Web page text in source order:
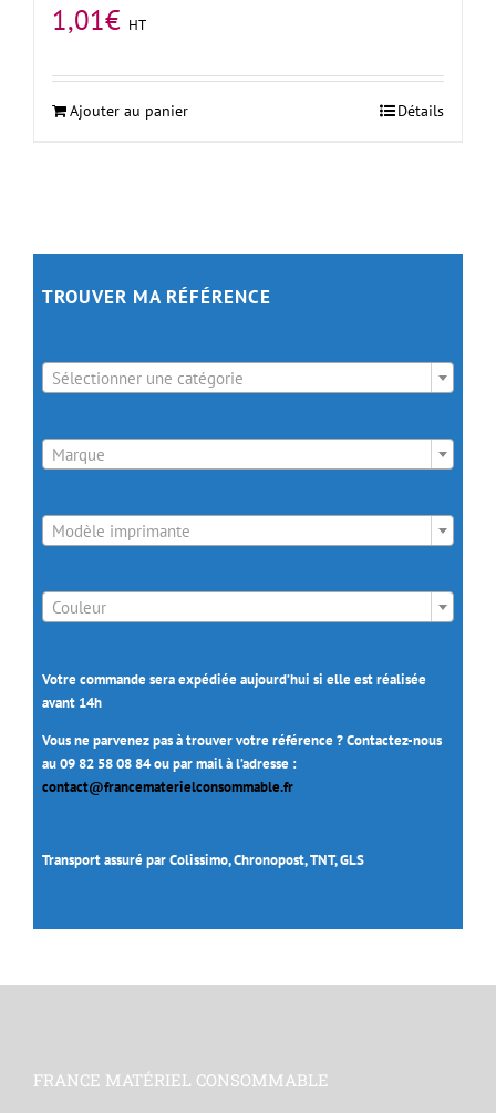
1,01€ HT
Ajouter au panier Détails
TROUVER MA RÉFÉRENCE
Sélectionner une catégorie
Marque
Modèle imprimante
Couleur
Votre commande sera expédiée aujourd’hui si elle est réalisée
avant 14h
Vous ne parvenez pas à trouver votre référence ? Contactez-nous
au 09 82 58 08 84 ou par mail à l’adresse :
contact@francematerielconsommable.fr
Transport assuré par Colissimo, Chronopost, TNT, GLS
FRANCE MATÉRIEL CONSOMMABLE